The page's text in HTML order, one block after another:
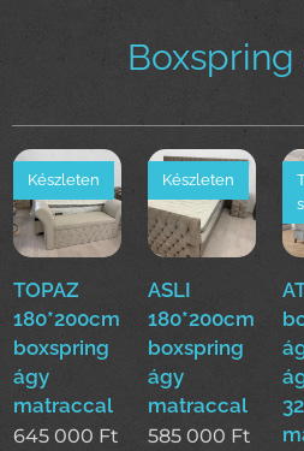
Boxspring
TOPAZ
180*200cm
boxspring
ágy
matraccal
Készleten
645 000 Ft
ASLI
180*200cm
boxspring
ágy
matraccal
Készleten
585 000 Ft